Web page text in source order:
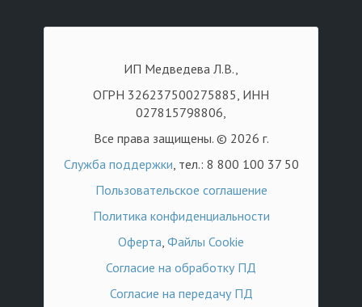
ИП Медведева Л.В.,
ОГРН 326237500275885, ИНН
027815798806,
Все права защищены. © 2026 г.
Служба поддержки, тел.: 8 800 100 37 50
Пользовательское соглашение
Политика конфиденциальности
Оферта, Файлы Cookie
Согласие на обработку ПД
Согласие на передачу ПД